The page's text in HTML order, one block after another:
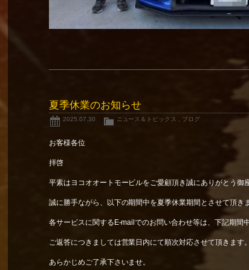
夏季休業のお知らせ
2025.07.30 ニュース＆トピックス , ブログ
お客様各位
拝啓
平素はヨコオオートモービルをご愛顧頂き誠にありがとう御
誠に勝手ながら、以下の期間中を夏季休業期間とさせて頂き
各サービスに関するE-mailでのお問い合わせ等は、下記期間
ご返答につきましては営業日内にて順次対応させて頂きます。
あらかじめご了承下さいませ。